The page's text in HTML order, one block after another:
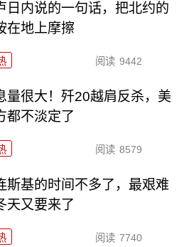
日内说的一句话，把北约的
在地上摩擦
阅读 9442
量很大！歼20越肩反杀，美
都不淡定了
阅读 8579
斯基的时间不多了，最艰难
天又要来了
阅读 7740